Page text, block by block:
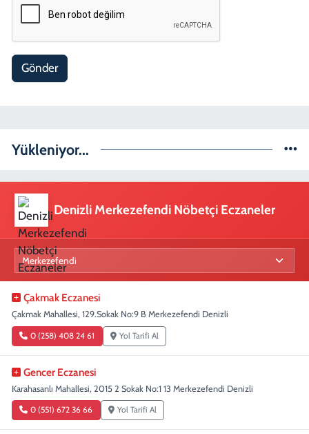
Gönder
Yükleniyor...
Denizli Merkezefendi Nöbetçi Eczaneler
Çakmak Eczanesi
Çakmak Mahallesi, 129.Sokak No:9 B Merkezefendi Denizli
0 (258) 408 24 61 Yol Tarifi Al
Gencer Eczanesi
Karahasanlı Mahallesi, 2015 2 Sokak No:1 13 Merkezefendi Denizli
0 (551) 672 36 66 Yol Tarifi Al